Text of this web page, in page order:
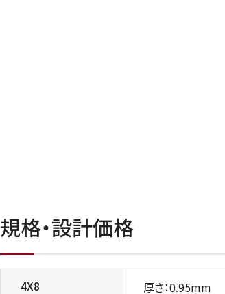
規格・設計価格
4X8
厚さ：0.95mm